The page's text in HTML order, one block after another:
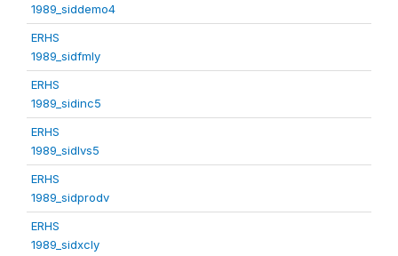
1989_siddemo4
ERHS
1989_sidfmly
ERHS
1989_sidinc5
ERHS
1989_sidlvs5
ERHS
1989_sidprodv
ERHS
1989_sidxcly